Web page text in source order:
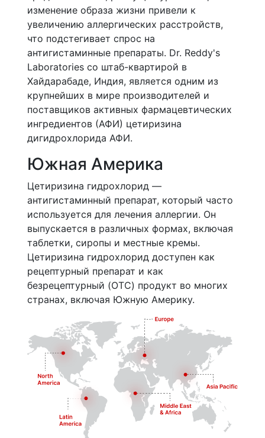
изменение образа жизни привели к
увеличению аллергических расстройств,
что подстегивает спрос на
антигистаминные препараты. Dr. Reddy's
Laboratories со штаб-квартирой в
Хайдарабаде, Индия, является одним из
крупнейших в мире производителей и
поставщиков активных фармацевтических
ингредиентов (АФИ) цетиризина
дигидрохлорида АФИ.
Южная Америка
Цетиризина гидрохлорид —
антигистаминный препарат, который часто
используется для лечения аллергии. Он
выпускается в различных формах, включая
таблетки, сиропы и местные кремы.
Цетиризина гидрохлорид доступен как
рецептурный препарат и как
безрецептурный (OTC) продукт во многих
странах, включая Южную Америку.